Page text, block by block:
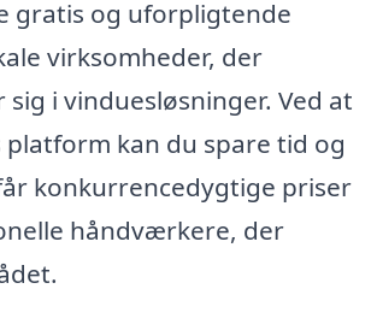
gratis og uforpligtende
virksomheder, der
sig i vinduesløsninger. Ved at
kan du spare tid og
konkurrencedygtige priser
håndværkere, der